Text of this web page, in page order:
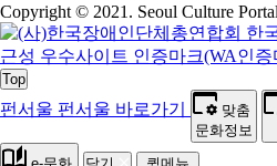
Copyright © 2021. Seoul Culture
Top
펀서울 펀서울 바로가기
맞춤
문화정보